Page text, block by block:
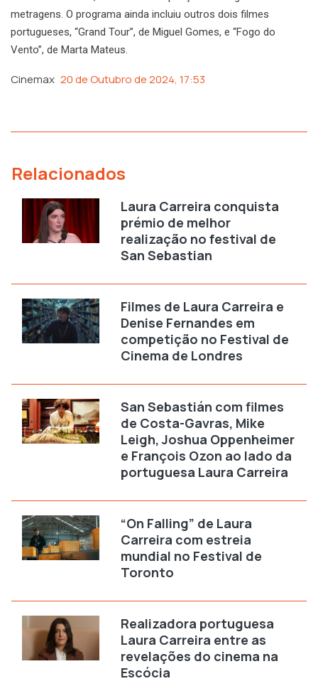
metragens. O programa ainda incluiu outros dois filmes
portugueses, “Grand Tour”, de Miguel Gomes, e “Fogo do
Vento”, de Marta Mateus.
Cinemax 20 de Outubro de 2024, 17:53
Relacionados
Laura Carreira conquista
prémio de melhor
realização no festival de
San Sebastian
Filmes de Laura Carreira e
Denise Fernandes em
competição no Festival de
Cinema de Londres
San Sebastián com filmes
de Costa-Gavras, Mike
Leigh, Joshua Oppenheimer
e François Ozon ao lado da
portuguesa Laura Carreira
“On Falling” de Laura
Carreira com estreia
mundial no Festival de
Toronto
Realizadora portuguesa
Laura Carreira entre as
revelações do cinema na
Escócia